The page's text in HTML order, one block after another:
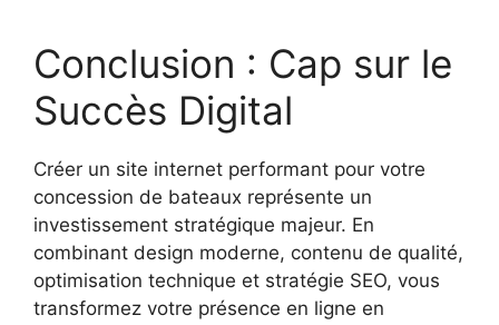
Conclusion : Cap sur le
Succès Digital
Créer un site internet performant pour votre
concession de bateaux représente un
investissement stratégique majeur. En
combinant design moderne, contenu de qualité,
optimisation technique et stratégie SEO, vous
transformez votre présence en ligne en